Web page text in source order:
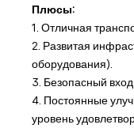
Плюсы:
1. Отличная
2. Развитая
оборудования).
3. Безопасный
4. Постоянные
уровень